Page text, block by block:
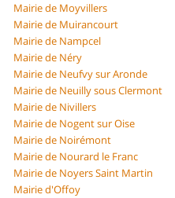
Mairie de Moyvillers
Mairie de Muirancourt
Mairie de Nampcel
Mairie de Néry
Mairie de Neufvy sur Aronde
Mairie de Neuilly sous Clermont
Mairie de Nivillers
Mairie de Nogent sur Oise
Mairie de Noirémont
Mairie de Nourard le Franc
Mairie de Noyers Saint Martin
Mairie d'Offoy